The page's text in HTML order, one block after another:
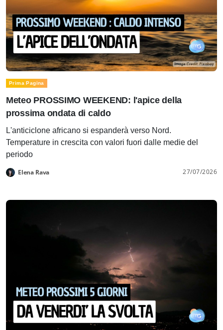
Prima Pagina
Meteo PROSSIMO WEEKEND: l'apice della
prossima ondata di caldo
L'anticiclone africano si espanderà verso Nord.
Temperature in crescita con valori fuori dalle medie del
periodo
Elena Rava 27/07/2026